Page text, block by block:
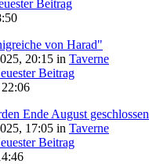
von Harad"
20:15 in Taverne
Ende August geschlossen
17:05 in Taverne